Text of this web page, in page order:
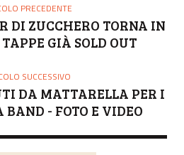
PRECEDENTE
DI ZUCCHERO TORNA IN
GIÀ SOLD OUT
SUCCESSIVO
DA MATTARELLA PER I
- FOTO E VIDEO